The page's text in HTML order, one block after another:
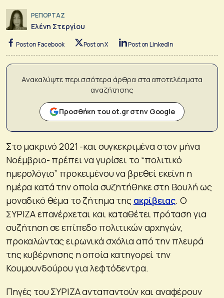
ΡΕΠΟΡΤΑΖ
Ελένη Στεργίου
Post on Facebook Post on X Post on LinkedIn
Ανακαλύψτε περισσότερα άρθρα στα αποτελέσματα
αναζήτησης
Προσθήκη του ot.gr στην Google
Στο μακρινό 2021 -και συγκεκριμένα στον μήνα
Νοέμβριο- πρέπει να γυρίσει το “πολιτικό
ημερολόγιο” προκειμένου να βρεθεί εκείνη η
ημέρα κατά την οποία συζητήθηκε στη Βουλή ως
μοναδικό θέμα το ζήτημα της ακρίβειας. Ο
ΣΥΡΙΖΑ επανέρχεται και καταθέτει πρόταση για
συζήτηση σε επίπεδο πολιτικών αρχηγών,
προκαλώντας ειρωνικά σχόλια από την πλευρά
της κυβέρνησης η οποία κατηγορεί την
Κουμουνδούρου για λεφτόδεντρα.
Πηγές του ΣΥΡΙΖΑ ανταπαντούν και αναφέρουν